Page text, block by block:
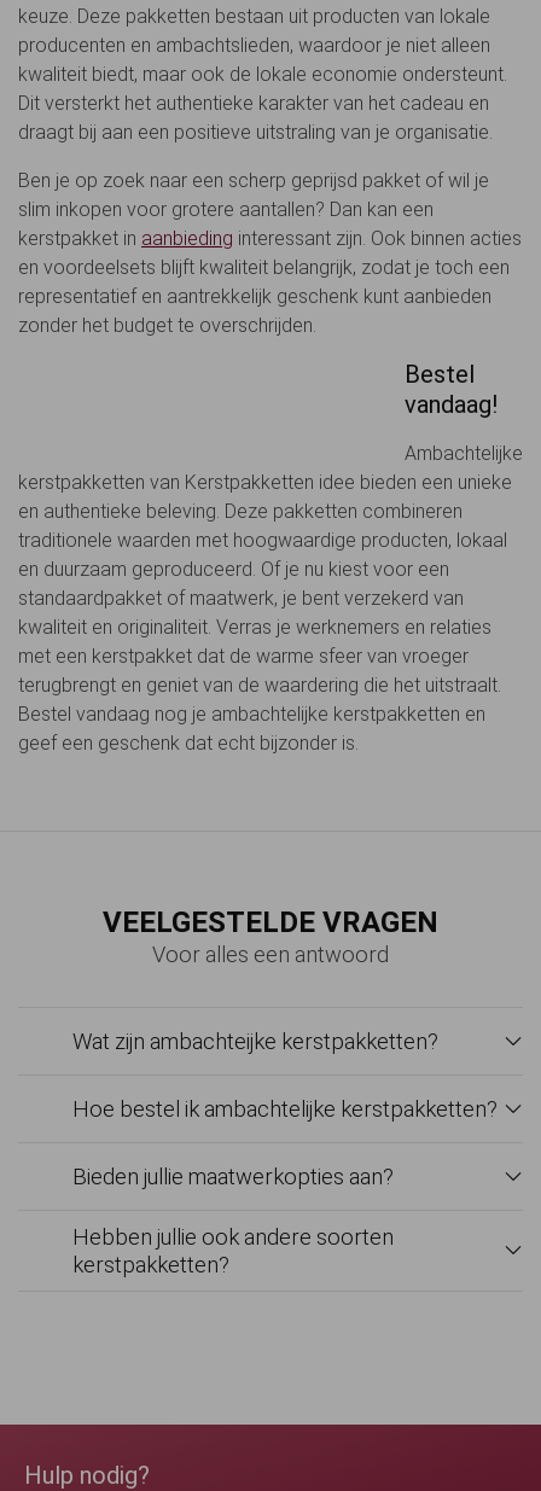
keuze. Deze pakketten bestaan uit producten van lokale
producenten en ambachtslieden, waardoor je niet alleen
kwaliteit biedt, maar ook de lokale economie ondersteunt.
Dit versterkt het authentieke karakter van het cadeau en
draagt bij aan een positieve uitstraling van je organisatie.
Ben je op zoek naar een scherp geprijsd pakket of wil je
slim inkopen voor grotere aantallen? Dan kan een
kerstpakket in aanbieding interessant zijn. Ook binnen acties
en voordeelsets blijft kwaliteit belangrijk, zodat je toch een
representatief en aantrekkelijk geschenk kunt aanbieden
zonder het budget te overschrijden.
Bestel
vandaag!
Ambachtelijke
kerstpakketten van Kerstpakketten idee bieden een unieke
en authentieke beleving. Deze pakketten combineren
traditionele waarden met hoogwaardige producten, lokaal
en duurzaam geproduceerd. Of je nu kiest voor een
standaardpakket of maatwerk, je bent verzekerd van
kwaliteit en originaliteit. Verras je werknemers en relaties
met een kerstpakket dat de warme sfeer van vroeger
terugbrengt en geniet van de waardering die het uitstraalt.
Bestel vandaag nog je ambachtelijke kerstpakketten en
geef een geschenk dat echt bijzonder is.
VEELGESTELDE VRAGEN
Voor alles een antwoord
Wat zijn ambachteijke kerstpakketten?
Hoe bestel ik ambachtelijke kerstpakketten?
Bieden jullie maatwerkopties aan?
Hebben jullie ook andere soorten
kerstpakketten?
Hulp nodig?